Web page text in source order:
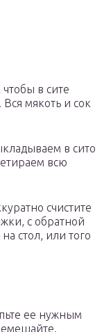
в сите
Вся мякоть и сок
в сито
всю
счистите
с обратной
стол, или того
ее нужным